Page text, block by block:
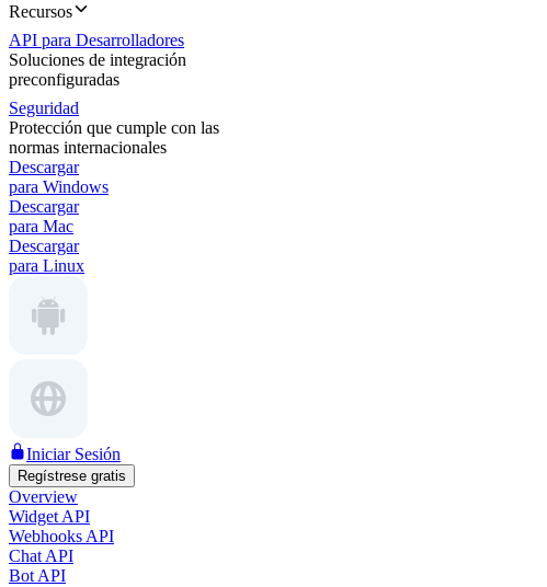
Recursos
API para Desarrolladores
Soluciones de integración
preconfiguradas
Seguridad
Protección que cumple con las
normas internacionales
Descargar
para Windows
Descargar
para Mac
Descargar
para Linux
Iniciar Sesión
Regístrese gratis
Overview
Widget API
Webhooks API
Chat API
Bot API